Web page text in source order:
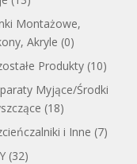
Montażowe,
Akryle (0)
Produkty (10)
Myjące/Środki
(18)
i Inne (7)
(32)